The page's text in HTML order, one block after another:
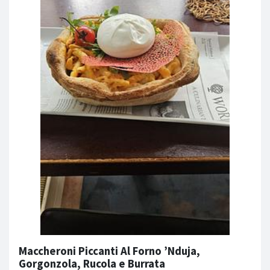
Maccheroni Piccanti Al Forno ’Nduja,
Gorgonzola, Rucola e Burrata